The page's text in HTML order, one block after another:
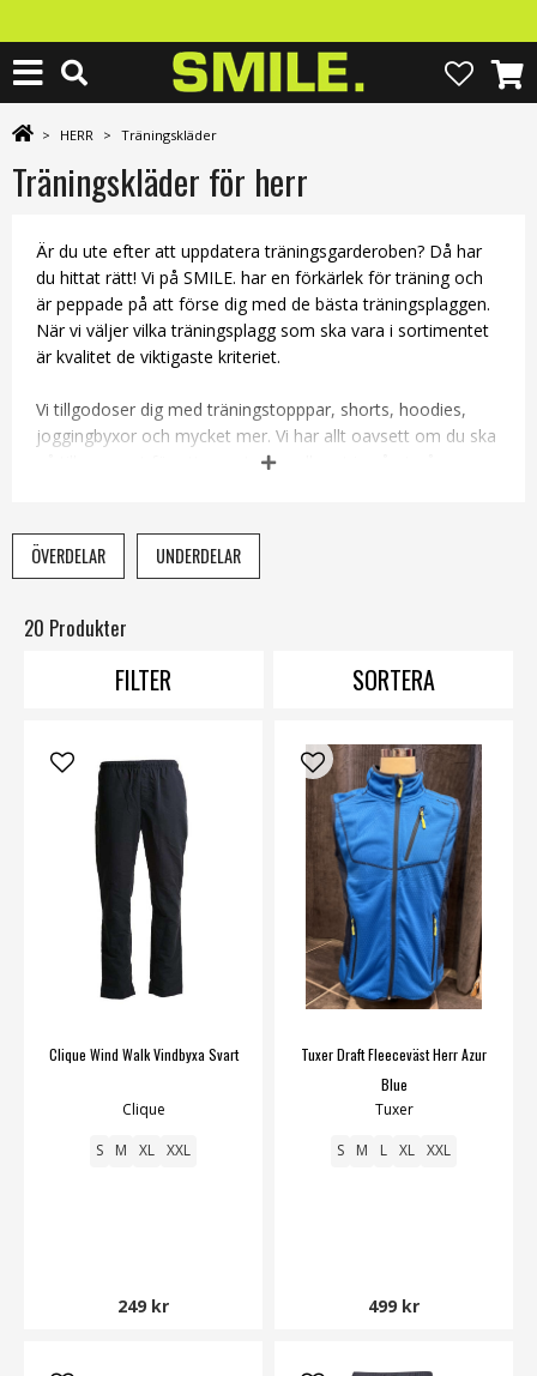
> HERR > Träningskläder
Träningskläder för herr
Är du ute efter att uppdatera träningsgarderoben? Då har
du hittat rätt! Vi på SMILE. har en förkärlek för träning och
är peppade på att förse dig med de bästa träningsplaggen.
När vi väljer vilka träningsplagg som ska vara i sortimentet
är kvalitet de viktigaste kriteriet.
Vi tillgodoser dig med träningstopppar, shorts, hoodies,
joggingbyxor och mycket mer. Vi har allt oavsett om du ska
gå till gymmet för ett grymt pass eller ut i spåret på en
En snabb leverans utlovas från oss här på SMILE. så att du
kan komma igång så fort som möjligt!
ÖVERDELAR UNDERDELAR
20 Produkter
FILTER SORTERA
Clique Wind Walk Vindbyxa Svart
Clique
S M XL XXL
249 kr
Tuxer Draft Fleeceväst Herr Azur
Blue
Tuxer
S M L XL XXL
499 kr